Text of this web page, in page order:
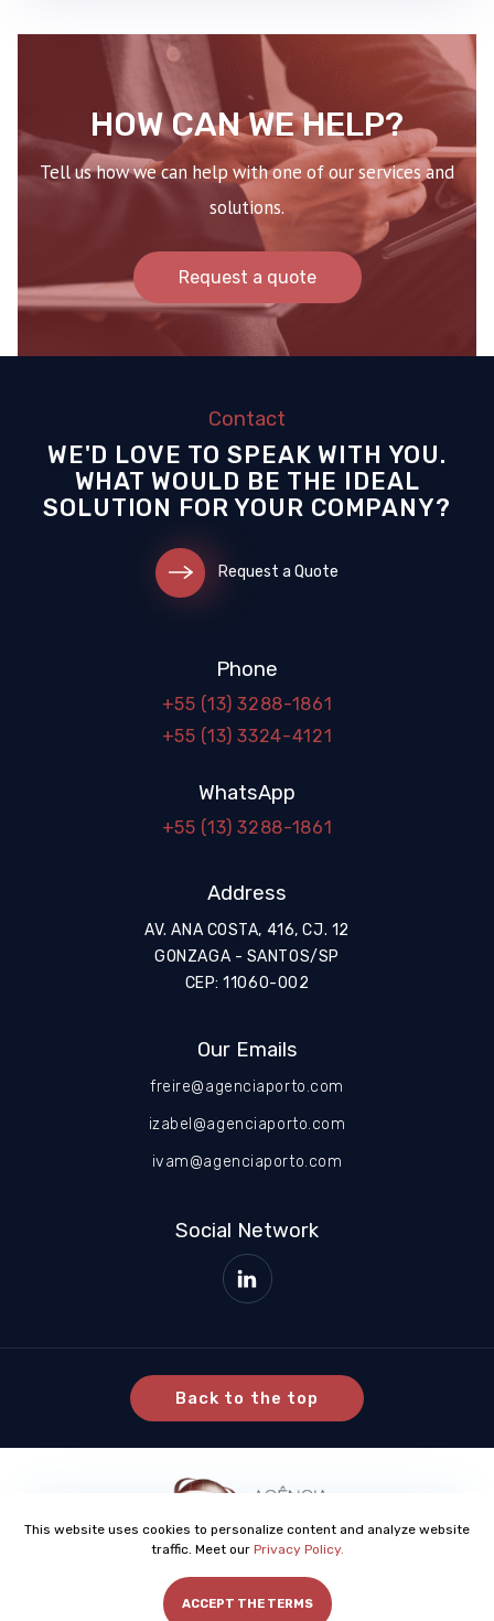
This website uses cookies to personalize content and analyze website
traffic. Meet our Privacy Policy.
ACCEPT THE TERMS
HOW CAN WE HELP?
Tell us how we can help with one of our services and
solutions.
Request a quote
Contact
WE'D LOVE TO SPEAK WITH YOU.
WHAT WOULD BE THE IDEAL
SOLUTION FOR YOUR COMPANY?
Request a Quote
Phone
+55 (13) 3288-1861
+55 (13) 3324-4121
WhatsApp
+55 (13) 3288-1861
Address
AV. ANA COSTA, 416, CJ. 12
GONZAGA - SANTOS/SP
CEP: 11060-002
Our Emails
freire@agenciaporto.com
izabel@agenciaporto.com
ivam@agenciaporto.com
Social Network
Back to the top
Agência Porto Consultoria © All rights reserved